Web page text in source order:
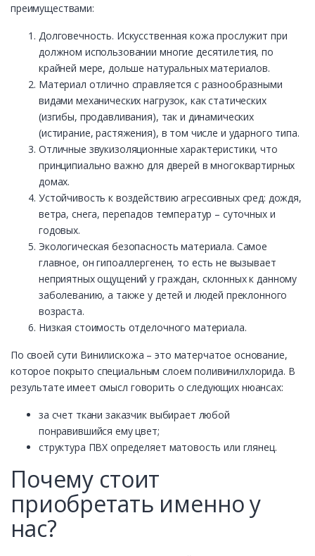
преимуществами:
Долговечность. Искусственная кожа прослужит при
должном использовании многие десятилетия, по
крайней мере, дольше натуральных материалов.
Материал отлично справляется с разнообразными
видами механических нагрузок, как статических
(изгибы, продавливания), так и динамических
(истирание, растяжения), в том числе и ударного типа.
Отличные звукизоляционные характеристики, что
принципиально важно для дверей в многоквартирных
домах.
Устойчивость к воздействию агрессивных сред: дождя,
ветра, снега, перепадов температур – суточных и
годовых.
Экологическая безопасность материала. Самое
главное, он гипоаллергенен, то есть не вызывает
неприятных ощущений у граждан, склонных к данному
заболеванию, а также у детей и людей преклонного
возраста.
Низкая стоимость отделочного материала.
По своей сути Винилискожа – это матерчатое основание,
которое покрыто специальным слоем поливинилхлорида. В
результате имеет смысл говорить о следующих нюансах:
за счет ткани заказчик выбирает любой
понравившийся ему цвет;
структура ПВХ определяет матовость или глянец.
Почему стоит
приобретать именно у
нас?